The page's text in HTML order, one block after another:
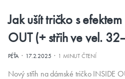
Jak ušít tričko s
OUT (+ střih ve vel.
PÉŤA· 17.2.2025 · 1 MINUT ČTENÍ
Nový střih na dámské tričko INSIDE